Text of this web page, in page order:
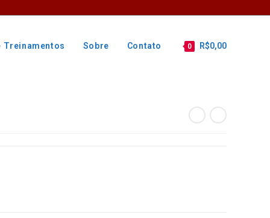
Treinamentos Sobre Contato 0 R$0,00